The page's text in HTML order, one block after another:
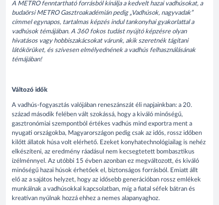
A METRO fenntartható forrásból kínálja a kedvelt hazai vadhúsokat, a
budaörsi METRO Gasztroakadémián pedig „Vadhúsok, nagyvadak”
címmel egynapos, tartalmas képzés indul tankonyhai gyakorlattal a
vadhúsok témájában. A 360 fokos tudást nyújtó képzésre olyan
hivatásos vagy hobbiszakácsokat várunk, akik szeretnék tágítani
látókörüket, és szívesen elmélyednének a vadhús felhasználásának
témájában!
Változó idők
A vadhús-fogyasztás valójában reneszánszát éli napjainkban: a 20.
század második felében vált szokássá, hogy a kiváló minőségű,
gasztronómiai szempontból értékes vadhús mind exportra ment a
nyugati országokba, Magyarországon pedig csak az idős, rossz időben
kilőtt állatok húsa volt elérhető. Ezeket konyhatechnológiailag is nehéz
elkészíteni, az eredmény ráadásul nem kecsegtetett bombasztikus
ízélménnyel. Az utóbbi 15 évben azonban ez megváltozott, és kiváló
minőségű hazai húsok érhetőek el, biztonságos forrásból. Emiatt állt
elő az a sajátos helyzet, hogy az idősebb generációban rossz emlékek
munkálnak a vadhúsokkal kapcsolatban, míg a fiatal séfek bátran és
kreatívan nyúlnak hozzá ehhez a nemes alapanyaghoz.